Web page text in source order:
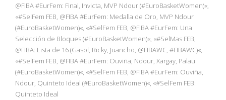
@FIBA #EurFem: Final, Invicta, MVP Ndour (#EuroBasketWomen)«,
«#SelFem FEB, @FIBA #EurFem: Medalla de Oro, MVP Ndour
(#EuroBasketWomen)«, «#SelFem FEB, @FIBA #EurFem: Una
Selección de Bloques (#EuroBasketWomen)«, «#SelMas FEB,
@FIBA: Lista de 16 (Gasol, Ricky, Juancho, @FIBAWC, #FIBAWC)«,
«#SelFem FEB, @FIBA #EurFem: Ouviña, Ndour, Xargay, Palau
(#EuroBasketWomen)«, «#SelFem FEB, @FIBA #EurFem: Ouviña,
Ndour, Quinteto Ideal (#EuroBasketWomen)«, «#SelFem FEB:
Quinteto Ideal